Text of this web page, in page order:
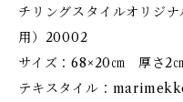
チリングスタイルオリジ
用）20002
サイズ：68×20㎝ 厚さ2
テキスタイル：